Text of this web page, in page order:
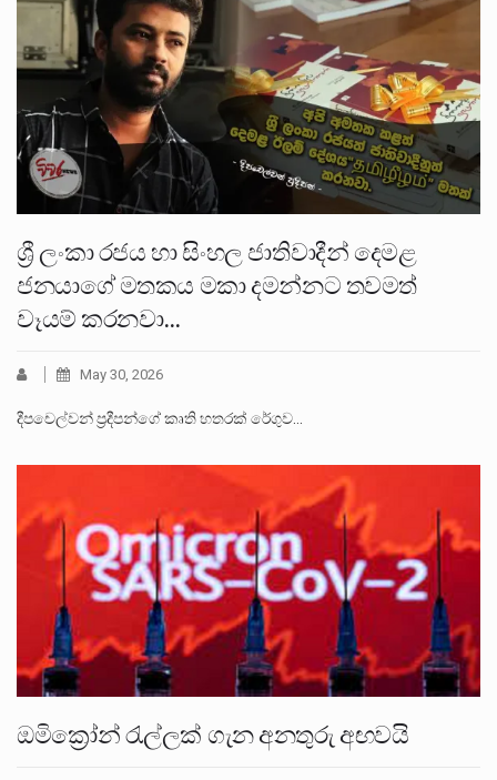
ශ්‍රී ලංකා රජය හා සිංහල ජාතිවාදීන් දෙමළ
ජනයාගේ මතකය මකා දමන්නට තවමත්
වෑයම් කරනවා…
May 30, 2026
දීපචෙල්වන් ප්‍රදීපන්ගේ කෘති හතරක් රේගුව…
ඔමික්‍රෝන් රැල්ලක් ගැන අනතුරු අඟවයි